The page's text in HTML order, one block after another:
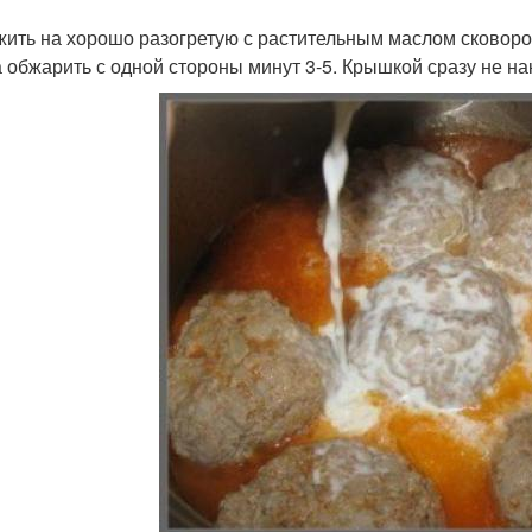
на хорошо разогретую с растительным маслом
обжарить с одной стороны минут 3-5. Крышкой сразу не